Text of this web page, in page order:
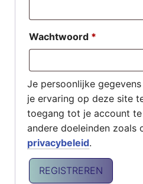
Wachtwoord *
Je persoonlijke
je ervaring op deze site
toegang tot je account
andere doeleinden zoals
privacybeleid.
REGISTREREN